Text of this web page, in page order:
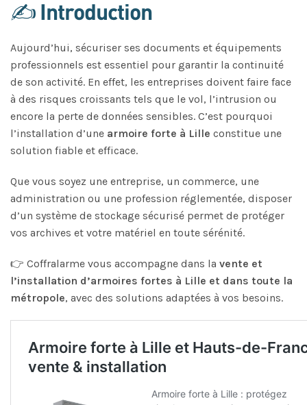
✍️ Introduction
Aujourd’hui, sécuriser ses documents et équipements
professionnels est essentiel pour garantir la continuité
de son activité. En effet, les entreprises doivent faire face
à des risques croissants tels que le vol, l’intrusion ou
encore la perte de données sensibles. C’est pourquoi
l’installation d’une armoire forte à Lille constitue une
solution fiable et efficace.
Que vous soyez une entreprise, un commerce, une
administration ou une profession réglementée, disposer
d’un système de stockage sécurisé permet de protéger
vos archives et votre matériel en toute sérénité.
👉 Coffralarme vous accompagne dans la vente et
l’installation d’armoires fortes à Lille et dans toute la
métropole, avec des solutions adaptées à vos besoins.